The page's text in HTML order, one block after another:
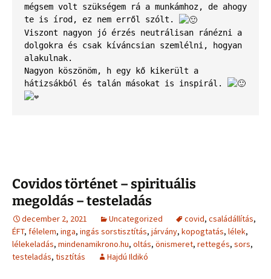
mégsem volt szükségem rá a munkámhoz, de ahogy
te is írod, ez nem erről szólt.
Viszont nagyon jó érzés neutrálisan
ránézni a
dolgokra és csak kíváncsian szemlélni, hogyan
alakulnak.
Nagyon köszönöm, h egy kő kikerült a
hátizsákból és talán másokat is inspirál.
Covidos történet – spirituális
megoldás – testeladás
december 2, 2021 Uncategorized covid, családállítás,
ÉFT, félelem, inga, ingás sorstisztítás, járvány, kopogtatás, lélek,
lélekeladás, mindenamikrono.hu, oltás, önismeret, rettegés, sors,
testeladás, tisztítás Hajdú Ildikó